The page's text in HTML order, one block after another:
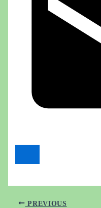
PREVIOUS